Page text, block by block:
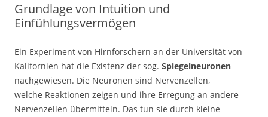
Grundlage von Intuition und
Einfühlungsvermögen
Ein Experiment von Hirnforschern an der Universität von
Kalifornien hat die Existenz der sog. Spiegelneuronen
nachgewiesen. Die Neuronen sind Nervenzellen,
welche Reaktionen zeigen und ihre Erregung an andere
Nervenzellen übermitteln. Das tun sie durch kleine